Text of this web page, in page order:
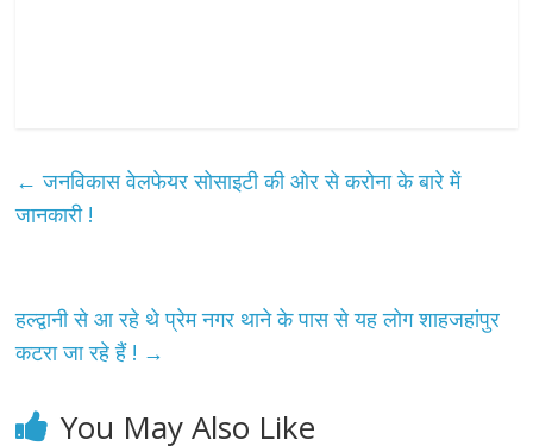
← जनविकास वेलफेयर सोसाइटी की ओर से करोना के बारे में
जानकारी !
हल्द्वानी से आ रहे थे प्रेम नगर थाने के पास से यह लोग शाहजहांपुर
कटरा जा रहे हैं ! →
You May Also Like